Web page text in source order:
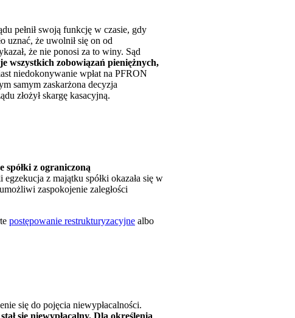
pełnił swoją funkcję w czasie, gdy
uznać, że uwolnił się on od
że nie ponosi za to winy. Sąd
wszystkich zobowiązań pieniężnych,
niedokonywanie wpłat na PFRON
samym zaskarżona decyzja
złożył skargę kasacyjną.
spółki z ograniczoną
egzekucja z majątku spółki okazała się w
zaspokojenie zaległości
postępowanie restrukturyzacyjne albo
się do pojęcia niewypłacalności.